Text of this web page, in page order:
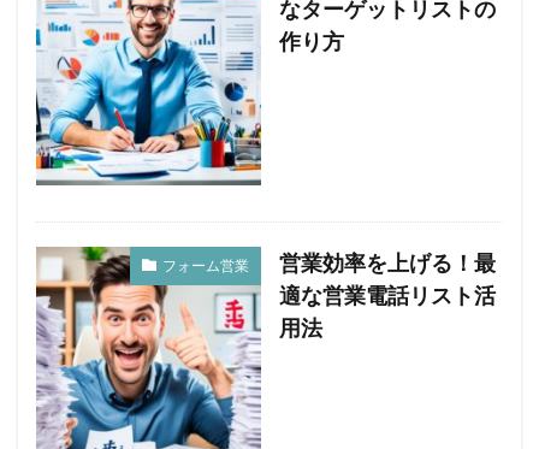
なターゲットリストの
作り方
フォーム営業
営業効率を上げる！最
適な営業電話リスト活
用法